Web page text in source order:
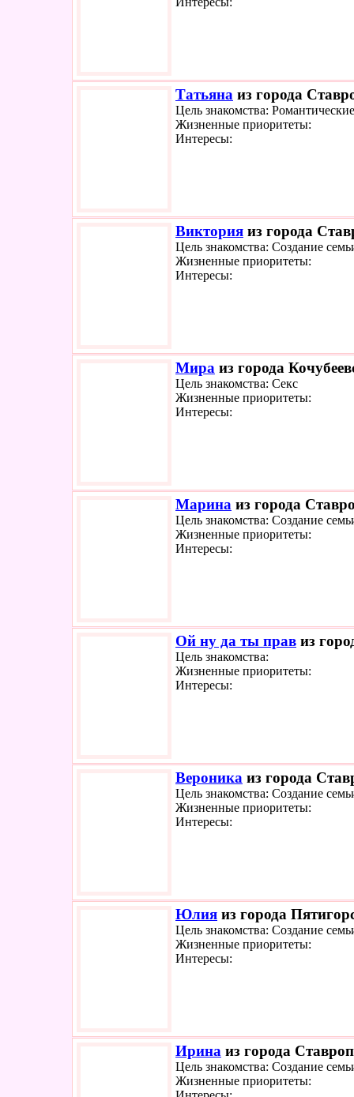
Татьяна из города
Цель знакомства:
Жизненные приоритеты:
Интересы:
Виктория из города
Цель знакомства: Создание
Жизненные приоритеты:
Интересы:
Мира из города
Цель знакомства: Секс
Жизненные приоритеты:
Интересы:
Марина из города
Цель знакомства: Создание
Жизненные приоритеты:
Интересы:
Ой ну да ты прав из
Цель знакомства:
Жизненные приоритеты:
Интересы:
Вероника из города
Цель знакомства: Создание
Жизненные приоритеты:
Интересы:
Юлия из города
Цель знакомства: Создание
Жизненные приоритеты:
Интересы:
Ирина из города
Цель знакомства: Создание
Жизненные приоритеты: